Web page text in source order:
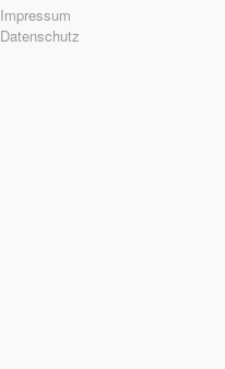
Navigation
überspringen
Impressum
Datenschutz